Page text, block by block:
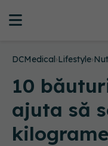
DCMedical›Lifestyle›
10
ajuta să